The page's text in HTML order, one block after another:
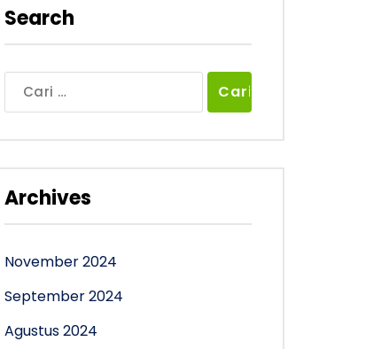
Search
untuk:
Archives
November 2024
September 2024
Agustus 2024